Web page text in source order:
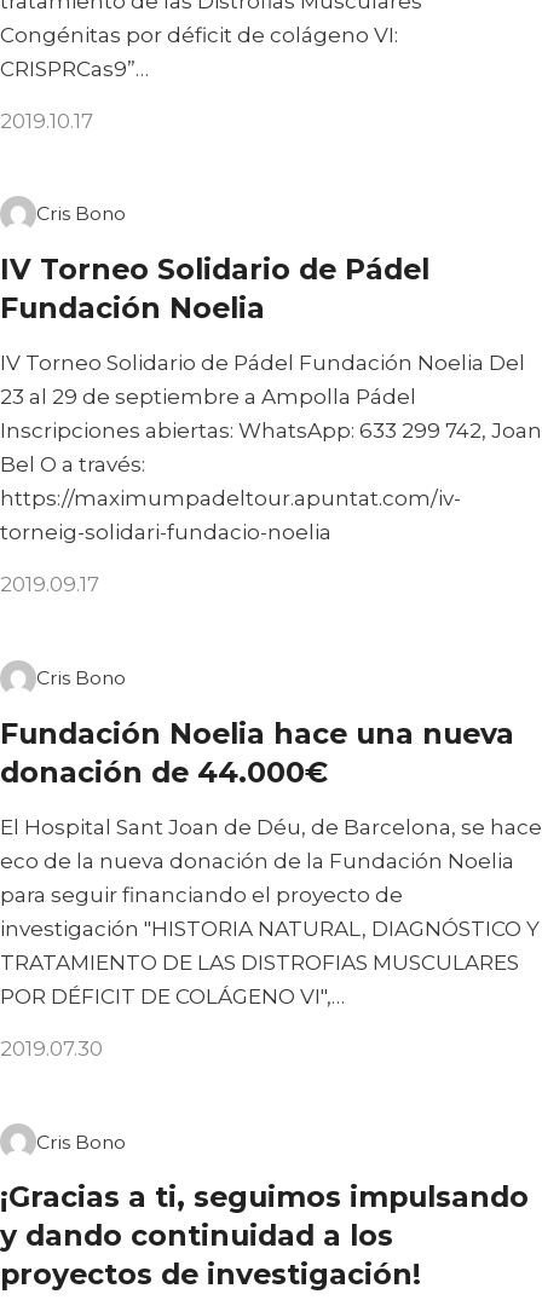
Congénitas por déficit de colágeno VI:
CRISPRCas9”…
2019.10.17
Cris Bono
IV Torneo Solidario de Pádel
Fundación Noelia
IV Torneo Solidario de Pádel Fundación Noelia Del
23 al 29 de septiembre a Ampolla Pádel
Inscripciones abiertas: WhatsApp: 633 299 742, Joan
Bel O a través:
https://maximumpadeltour.apuntat.com/iv-
torneig-solidari-fundacio-noelia
2019.09.17
Cris Bono
Fundación Noelia hace una nueva
donación de 44.000€
El Hospital Sant Joan de Déu, de Barcelona, se hace
eco de la nueva donación de la Fundación Noelia
para seguir financiando el proyecto de
investigación "HISTORIA NATURAL, DIAGNÓSTICO Y
TRATAMIENTO DE LAS DISTROFIAS MUSCULARES
POR DÉFICIT DE COLÁGENO VI",…
2019.07.30
Cris Bono
¡Gracias a ti, seguimos impulsando
y dando continuidad a los
proyectos de investigación!